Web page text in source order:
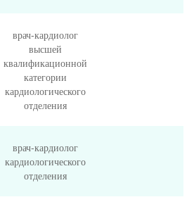
врач-кардиолог
высшей
квалификационной
категории
кардиологического
отделения
врач-кардиолог
кардиологического
отделения